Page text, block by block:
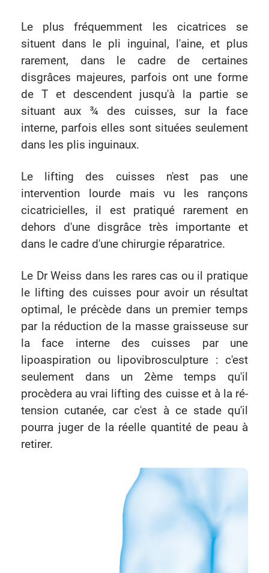
Le plus fréquemment les cicatrices se
situent dans le pli inguinal, l'aine, et plus
rarement, dans le cadre de certaines
disgrâces majeures, parfois ont une forme
de T et descendent jusqu'à la partie se
situant aux ¾ des cuisses, sur la face
interne, parfois elles sont situées seulement
dans les plis inguinaux.
Le lifting des cuisses n'est pas une
intervention lourde mais vu les rançons
cicatricielles, il est pratiqué rarement en
dehors d'une disgrâce très importante et
dans le cadre d'une chirurgie réparatrice.
Le Dr Weiss dans les rares cas ou il pratique
le lifting des cuisses pour avoir un résultat
optimal, le précède dans un premier temps
par la réduction de la masse graisseuse sur
la face interne des cuisses par une
lipoaspiration ou lipovibrosculpture : c'est
seulement dans un 2ème temps qu'il
procèdera au vrai lifting des cuisse et à la ré-
tension cutanée, car c'est à ce stade qu'il
pourra juger de la réelle quantité de peau à
retirer.